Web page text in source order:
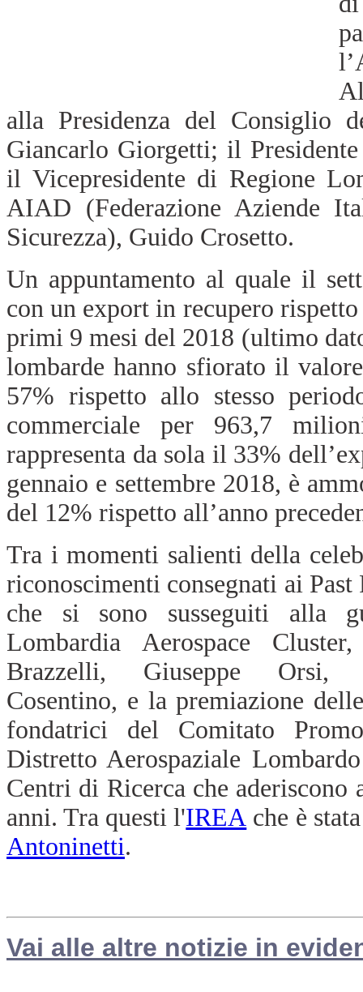
alla Presidenza del Consiglio
Giancarlo Giorgetti; il
il Vicepresidente di Regione
AIAD (Federazione Aziende
Sicurezza), Guido Crosetto.
Un appuntamento al quale il
con un export in recupero
primi 9 mesi del 2018 (ultimo
lombarde hanno sfiorato il
57% rispetto allo stesso
commerciale per 963,7
rappresenta da sola il 33%
gennaio e settembre 2018, è
del 12% rispetto all’anno
Tra i momenti salienti della
riconoscimenti consegnati ai Past
che si sono susseguiti alla
Lombardia Aerospace
Brazzelli, Giuseppe Orsi,
Cosentino, e la premiazione
fondatrici del Comitato
Distretto Aerospaziale
Centri di Ricerca che
anni. Tra questi l'IREA che è
Antoninetti.
Vai alle altre notizie in